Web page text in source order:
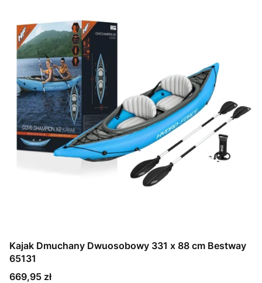
Kajak Dmuchany Dwuosobowy 331 x 88 cm Bestway
65131
Cena
669,95 zł